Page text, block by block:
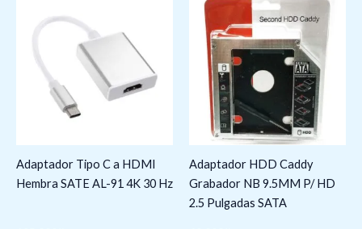
Adaptador Tipo C a HDMI
Hembra SATE AL-91 4K 30 Hz
Adaptador HDD Caddy
Grabador NB 9.5MM P/ HD
2.5 Pulgadas SATA